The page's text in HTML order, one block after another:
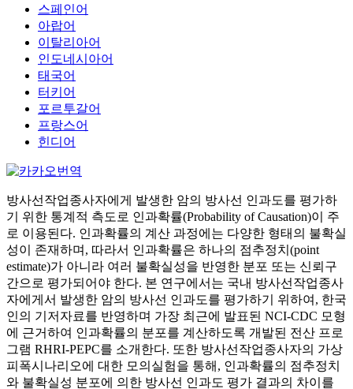
스페인어
아랍어
이탈리아어
인도네시아어
태국어
터키어
포르투갈어
프랑스어
힌디어
방사선작업종사자에게 발생한 암의 방사선 인과도를 평가하
기 위한 통계적 측도로 인과확률(Probability of Causation)이 주
로 이용된다. 인과확률의 계산 과정에는 다양한 형태의 불확실
성이 존재하며, 따라서 인과확률은 하나의 점추정치(point
estimate)가 아니라 여러 불확실성을 반영한 분포 또는 신뢰구
간으로 평가되어야 한다. 본 연구에서는 국내 방사선작업종사
자에게서 발생한 암의 방사선 인과도를 평가하기 위하여, 한국
인의 기저자료를 반영하며 가장 최근에 발표된 NCI-CDC 모형
에 근거하여 인과확률의 분포를 계산하도록 개발된 전산 프로
그램 RHRI-PEPC를 소개한다. 또한 방사선작업종사자의 가상
피폭시나리오에 대한 모의실험을 통해, 인과확률의 점추정치
와 불확실성 분포에 의한 방사선 인과도 평가 결과의 차이를